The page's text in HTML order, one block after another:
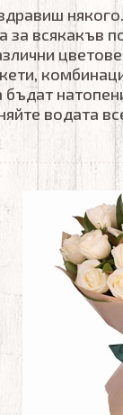
за всякакъв
водата